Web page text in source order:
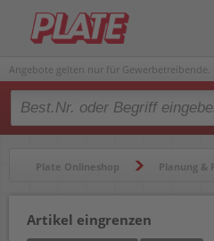
Angebote gelten nur für Gewerbetreibende.
Type 2 or more characters for results.
Plate Onlineshop Planung &
Artikel eingrenzen